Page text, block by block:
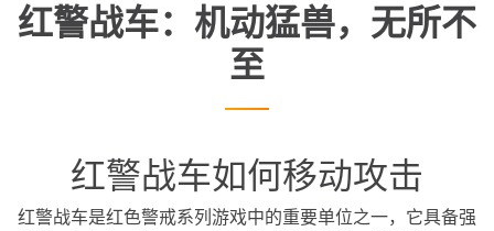
红警战车：机动猛兽，无所不
至
红警战车如何移动攻击
红警战车是红色警戒系列游戏中的重要单位之一，它具备强